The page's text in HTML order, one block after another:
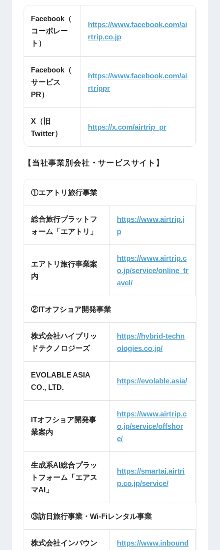
Facebook（
コーポレー
ト）
https://www.facebook.com/ai
rtrip.co.jp
Facebook（
サービス
PR）
https://www.facebook.com/ai
rtrippr
X（旧
Twitter）
https://x.com/airtrip_pr
【当社事業別会社・サービスサイト】
①エアトリ旅行事業
総合旅行プラットフ
ォーム「エアトリ」
https://www.airtrip.j
p
エアトリ旅行事業案
内
https://www.airtrip.c
o.jp/service/online_tr
avel/
②ITオフショア開発事業
株式会社ハイブリッ
ドテクノロジーズ
https://hybrid-techn
ologies.co.jp/
EVOLABLE ASIA
CO., LTD.
https://evolable.asia/
ITオフショア開発事
業案内
https://www.airtrip.c
o.jp/service/offshor
e/
生成系AI総合プラッ
トフォーム「エアス
マAI」
https://smartai.airtri
p.co.jp/service/
③訪日旅行事業・Wi-Fiレンタル事業
株式会社インバウン
https://www.inbound